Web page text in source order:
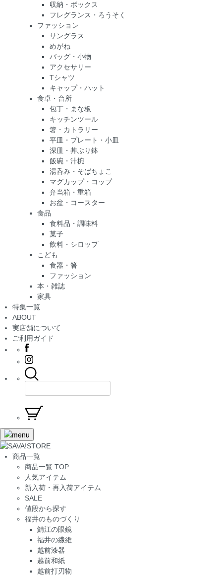
収納・ボックス
フレグランス・ろうそく
ファッション
サングラス
めがね
バッグ・小物
アクセサリー
Tシャツ
キャップ・ハット
食卓・台所
包丁・まな板
キッチンツール
箸・カトラリー
平皿・プレート・小皿
深皿・丼ぶり鉢
飯碗・汁椀
湯呑み・そばちょこ
マグカップ・コップ
弁当箱・重箱
お盆・コースター
食品
食料品・調味料
菓子
飲料・シロップ
こども
食器・箸
ファッション
本・雑誌
家具
特集一覧
ABOUT
実店舗について
ご利用ガイド
商品一覧
商品一覧 TOP
人気アイテム
新入荷・再入荷アイテム
SALE
値段から探す
福井のものづくり
鯖江の眼鏡
福井の繊維
越前漆器
越前和紙
越前打刃物